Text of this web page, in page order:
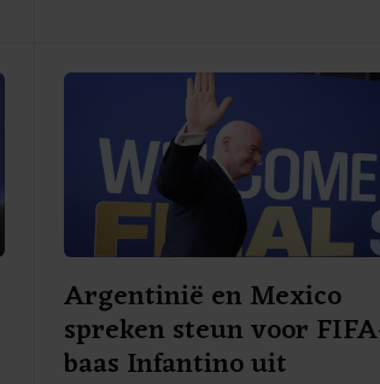
voor onze sport. Als dat betekent dat
we sommige competities moeten
boycotten, dan moet dat gebeuren",
aldus Bronze in aanloop van een
oefenduel met Chelsea in Nieuw-
Zeeland tegen Auckland.
Argentinië en Mexico
spreken steun voor
baas Infantino uit